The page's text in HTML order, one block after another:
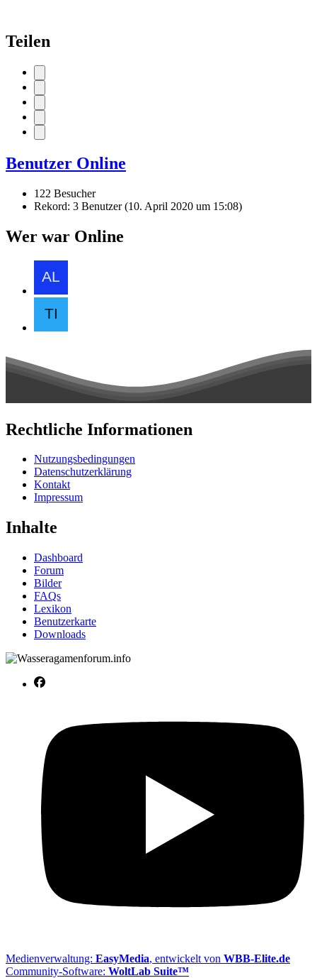
Teilen
Benutzer Online
122 Besucher
Rekord: 3 Benutzer (10. April 2020 um 15:08)
Wer war Online
Rechtliche Informationen
Nutzungsbedingungen
Datenschutzerklärung
Kontakt
Impressum
Inhalte
Dashboard
Forum
Bilder
FAQs
Lexikon
Benutzerkarte
Downloads
Medienverwaltung: EasyMedia, entwickelt von WBB-Elite.de
Community-Software: WoltLab Suite™